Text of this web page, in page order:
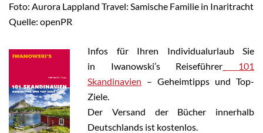
Foto: Aurora Lappland Travel: Samische Familie in Inaritracht
Quelle: openPR
Infos für Ihren Individualurlaub Sie
in Iwanowski’s Reiseführer 101
Skandinavien – Geheimtipps und Top-
Ziele.
Der Versand der Bücher innerhalb
Deutschlands ist kostenlos.